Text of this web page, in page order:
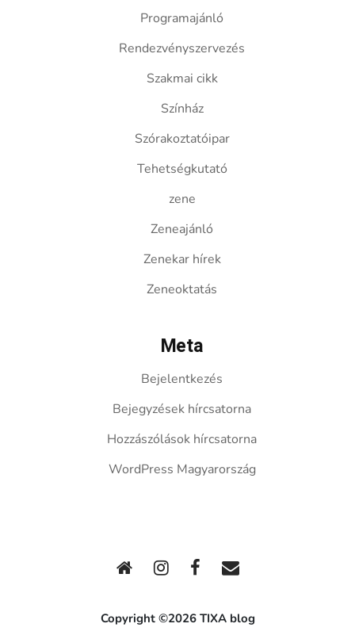
Programajánló
Rendezvényszervezés
Szakmai cikk
Színház
Szórakoztatóipar
Tehetségkutató
zene
Zeneajánló
Zenekar hírek
Zeneoktatás
Meta
Bejelentkezés
Bejegyzések hírcsatorna
Hozzászólások hírcsatorna
WordPress Magyarország
Copyright ©2026 TIXA blog